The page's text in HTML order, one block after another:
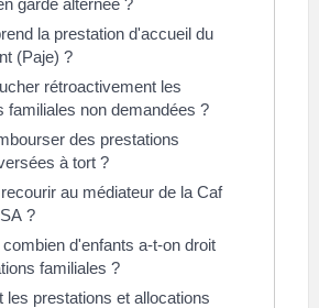
la prestation d'accueil du
(Paje) ?
rétroactivement les
familiales non demandées ?
des prestations
à tort ?
au médiateur de la Caf
?
d'enfants a-t-on droit
familiales ?
les prestations et allocations